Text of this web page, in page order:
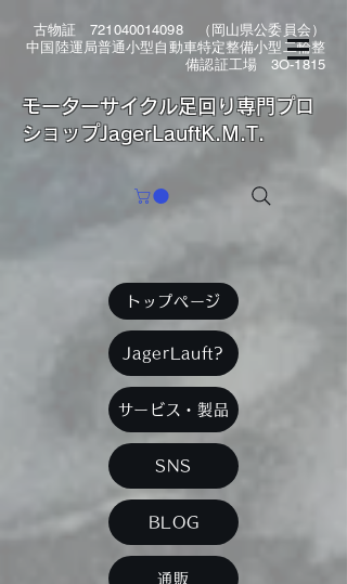
古物証 721040014098（岡山県公委員会）
中国陸運局普通小型自動車特定整備小型二輪整
備認証工場 3O-1815
​モーターサイクル足回り専門プロ
ショップJagerLauftK.M.T.
トップページ
JagerLauft?
サービス・製品
SNS
BLOG
通販